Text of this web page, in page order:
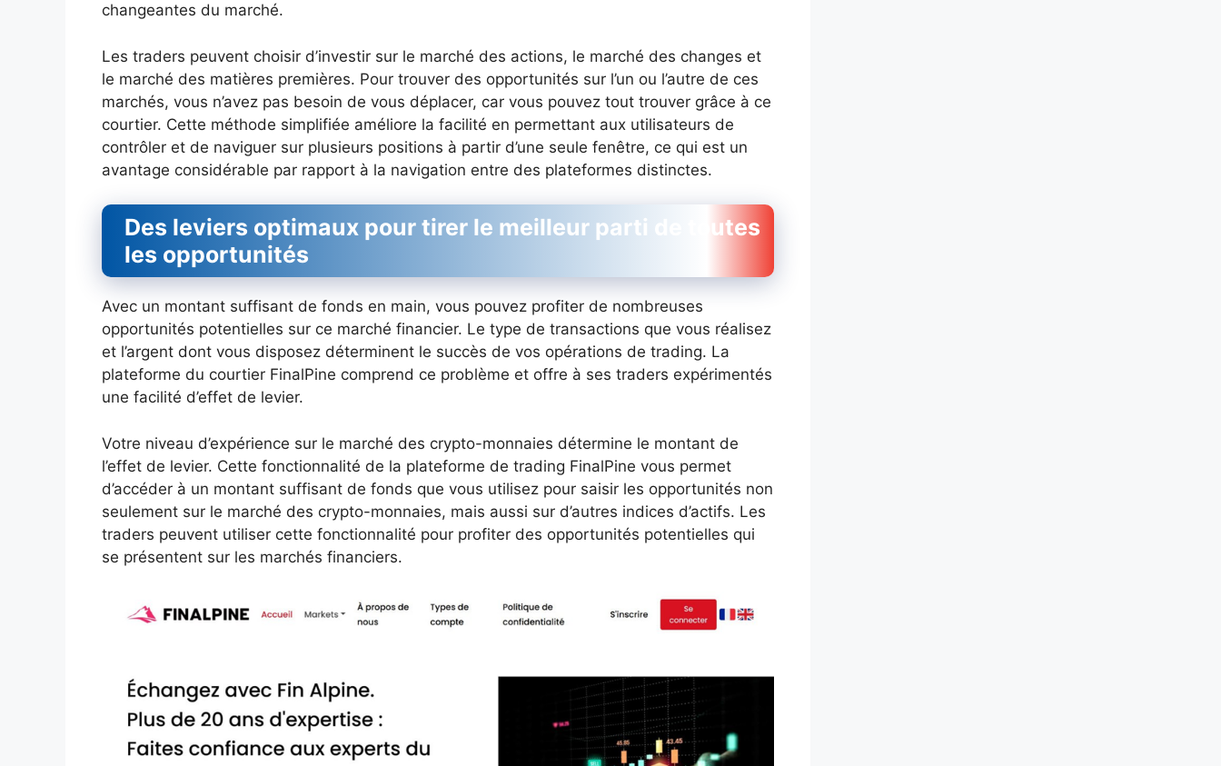
changeantes du marché.
Les traders peuvent choisir d’investir sur le marché des actions, le marché des changes et
le marché des matières premières. Pour trouver des opportunités sur l’un ou l’autre de ces
marchés, vous n’avez pas besoin de vous déplacer, car vous pouvez tout trouver grâce à ce
courtier. Cette méthode simplifiée améliore la facilité en permettant aux utilisateurs de
contrôler et de naviguer sur plusieurs positions à partir d’une seule fenêtre, ce qui est un
avantage considérable par rapport à la navigation entre des plateformes distinctes.
Des leviers optimaux pour tirer le meilleur parti de toutes
les opportunités
Avec un montant suffisant de fonds en main, vous pouvez profiter de nombreuses
opportunités potentielles sur ce marché financier. Le type de transactions que vous réalisez
et l’argent dont vous disposez déterminent le succès de vos opérations de trading. La
plateforme du courtier FinalPine comprend ce problème et offre à ses traders expérimentés
une facilité d’effet de levier.
Votre niveau d’expérience sur le marché des crypto-monnaies détermine le montant de
l’effet de levier. Cette fonctionnalité de la plateforme de trading FinalPine vous permet
d’accéder à un montant suffisant de fonds que vous utilisez pour saisir les opportunités non
seulement sur le marché des crypto-monnaies, mais aussi sur d’autres indices d’actifs. Les
traders peuvent utiliser cette fonctionnalité pour profiter des opportunités potentielles qui
se présentent sur les marchés financiers.